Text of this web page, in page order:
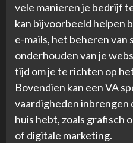
vele manieren je bedrijf
kan bijvoorbeeld helpen
e-mails, het beheren van
onderhouden van je
tijd om je te richten op
Bovendien kan een VA
vaardigheden inbrengen
huis hebt, zoals grafisch
of digitale marketing.